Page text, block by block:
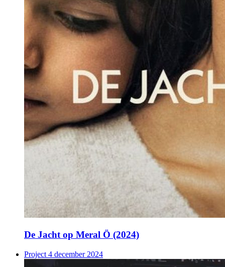
De Jacht op Meral Ö (2024)
Project 4 december 2024